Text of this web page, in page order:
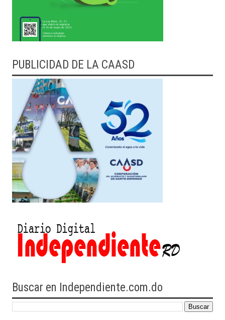
PUBLICIDAD DE LA CAASD
Buscar en Independiente.com.do